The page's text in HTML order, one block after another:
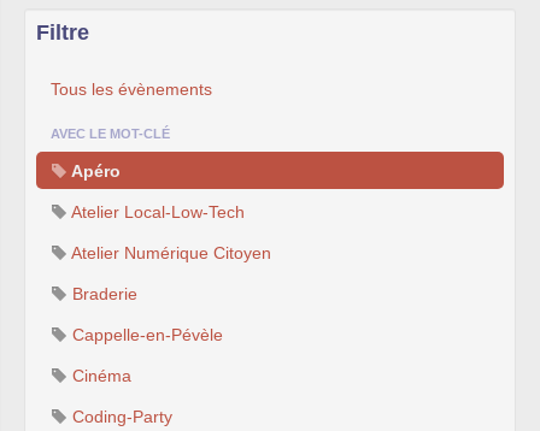
Filtre
Tous les évènements
AVEC LE MOT-CLÉ
Apéro
Atelier Local-Low-Tech
Atelier Numérique Citoyen
Braderie
Cappelle-en-Pévèle
Cinéma
Coding-Party